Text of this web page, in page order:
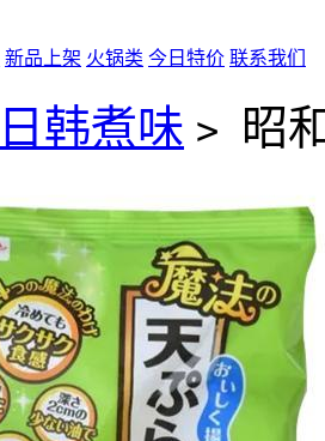
新品上架 火锅类 今日特价 联系我们
日韩煮味 > 昭